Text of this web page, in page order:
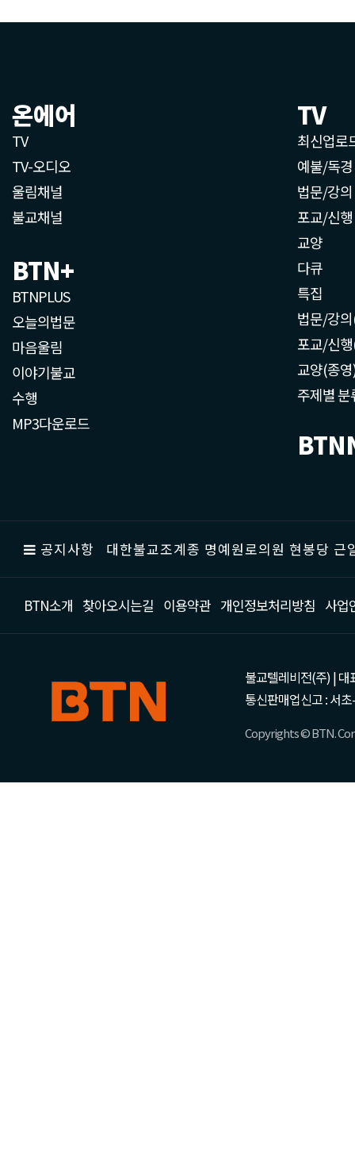
온에어
TV
TV-오디오
울림채널
불교채널
BTN+
BTNPLUS
오늘의법문
마음울림
이야기불교
수행
MP3다운로드
TV
최신업로
예불/독경
법문/강의
포교/신행
교양
다큐
특집
법문/강
포교/신
교양(종
주제별 분
공지사항 대한불교조계종 명예원로의원 현봉당
BTN소개 찾아오시는길 이용약관 개인정보처리방침 사업
불교텔레비전(주) | 대
통신판매업신고 : 서
Copyrights © BTN.